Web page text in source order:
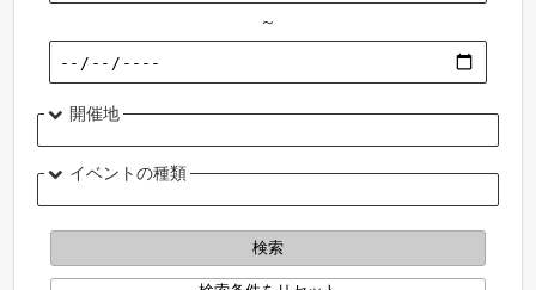
～
開催地
イベントの種類